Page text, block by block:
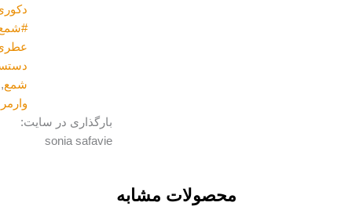
دکوری,
#شمع
عطری,
دستساز,
شمع,
وارمر
بارگذاری در سایت:
sonia safavie
محصولات مشابه